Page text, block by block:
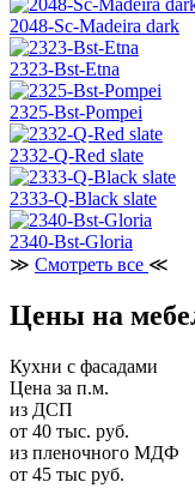
2048-Sc-Madeira dark
2323-Bst-Etna
2325-Bst-Pompei
2332-Q-Red slate
2333-Q-Black slate
2340-Bst-Gloria
≫ Смотреть все ≪
Цены на
Кухни с фасадами
Цена за п.м.
из ДСП
от 40 тыс. руб.
из пленочного МДФ
от 45 тыс руб.